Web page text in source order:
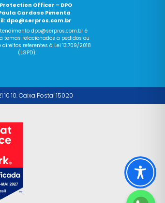
Officer – DPO
Cardoso Pimenta
dpo@serpros.com.br
dpo@serpros.com.br é
temas relacionados a pedidos ou
direitos referentes à Lei 13.709/2018
(LGPD).
10 10. Caixa Postal 15020